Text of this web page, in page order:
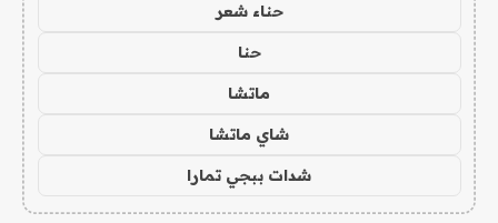
حناء شعر
حنا
ماتشا
شاي ماتشا
شدات ببجي تمارا